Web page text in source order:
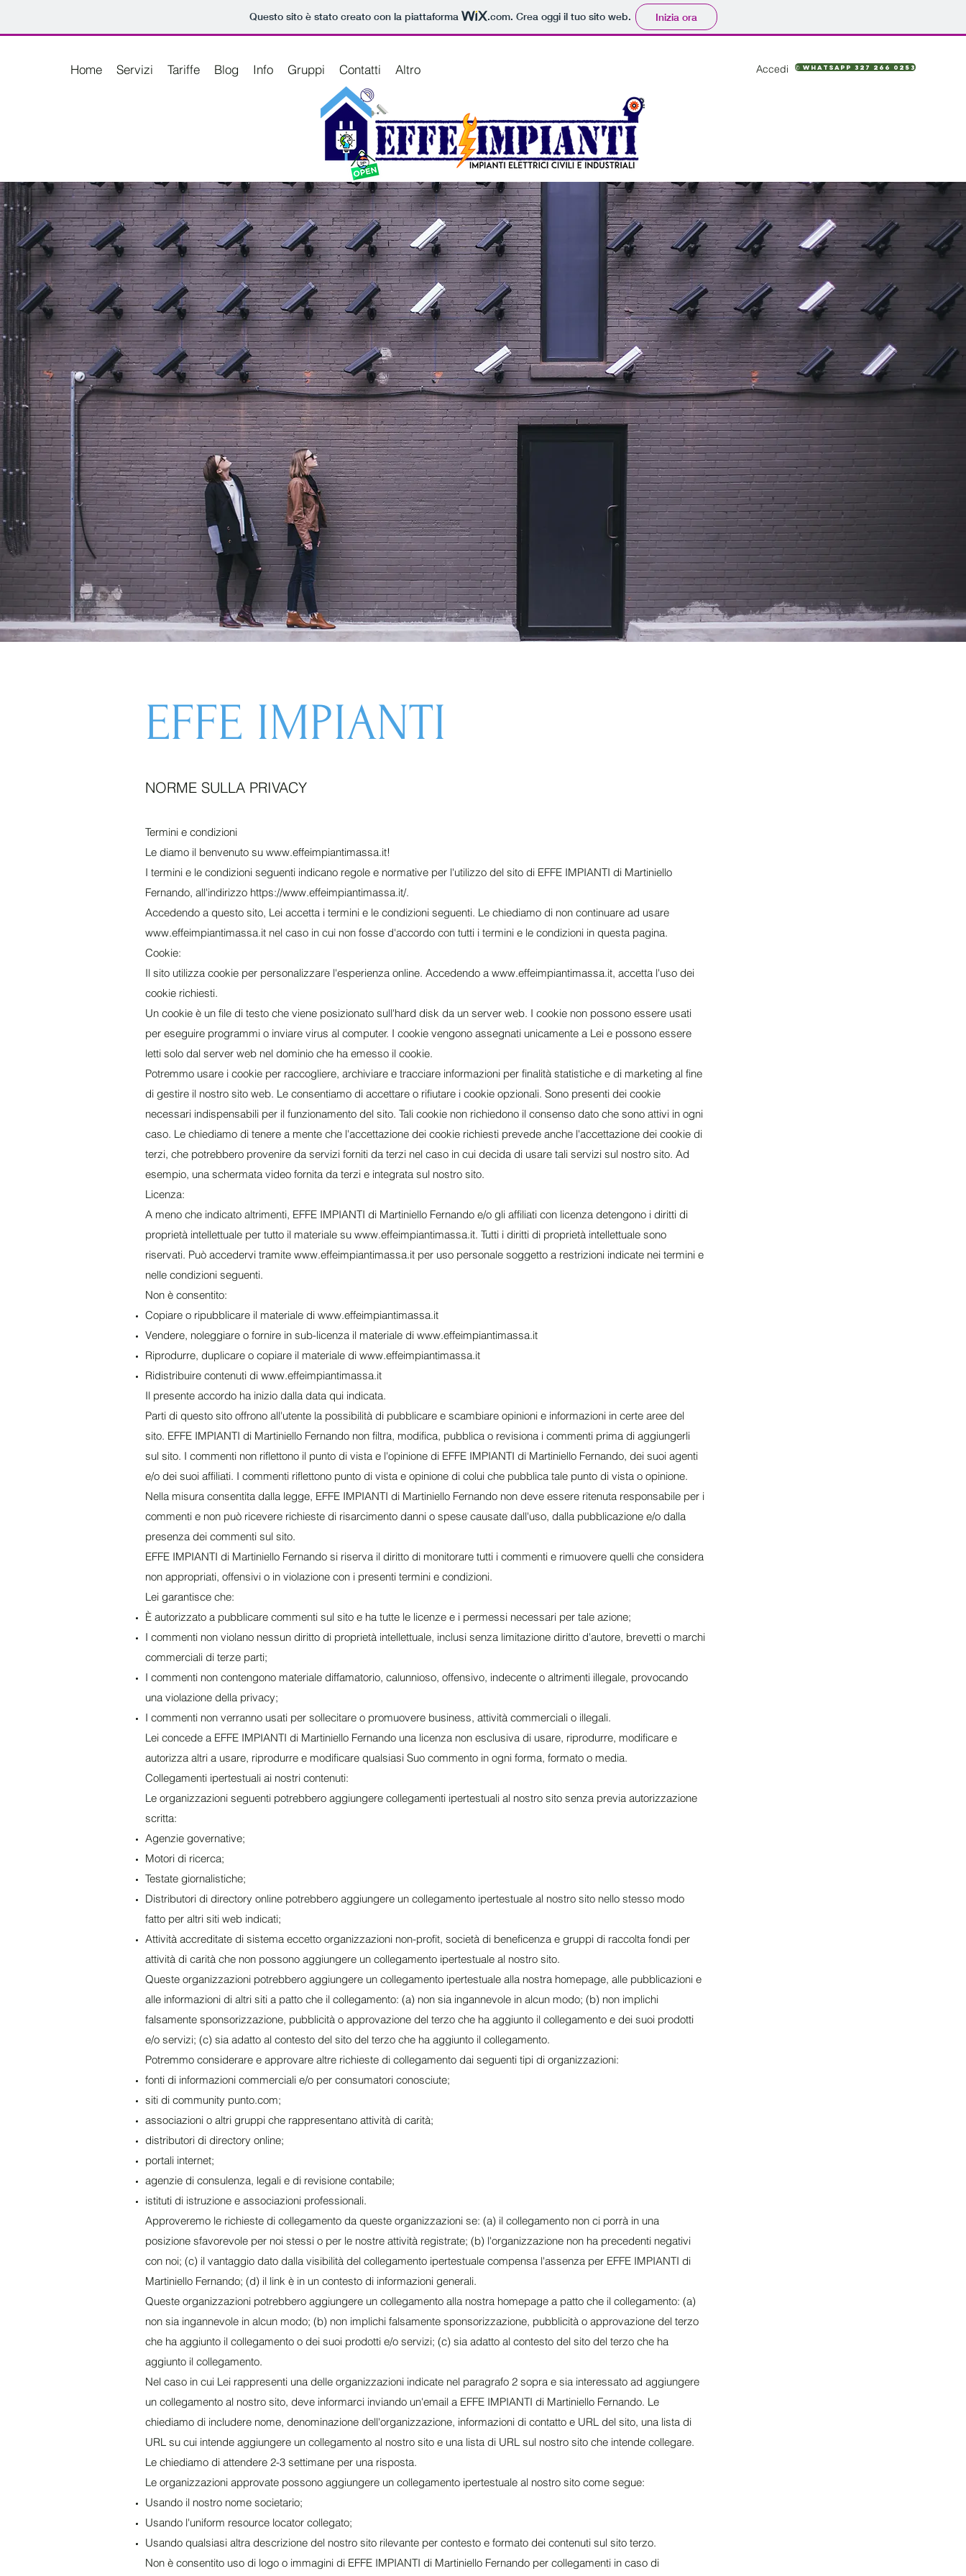
Questo sito è stato creato con la piattaforma .com. Crea oggi il tuo sito web. Inizia ora
Home Servizi Tariffe Blog Info Gruppi Contatti Altro Accedi ✆ WhatsApp 327 266 0253
EFFE IMPIANTI
NORME SULLA PRIVACY
Termini e condizioni
Le diamo il benvenuto su www.effeimpiantimassa.it!
I termini e le condizioni seguenti indicano regole e normative per l'utilizzo del sito di EFFE IMPIANTI di Martiniello
Fernando, all'indirizzo https://www.effeimpiantimassa.it/.
Accedendo a questo sito, Lei accetta i termini e le condizioni seguenti. Le chiediamo di non continuare ad usare
www.effeimpiantimassa.it nel caso in cui non fosse d'accordo con tutti i termini e le condizioni in questa pagina.
Cookie:
Il sito utilizza cookie per personalizzare l'esperienza online. Accedendo a www.effeimpiantimassa.it, accetta l'uso dei
cookie richiesti.
Un cookie è un file di testo che viene posizionato sull'hard disk da un server web. I cookie non possono essere usati
per eseguire programmi o inviare virus al computer. I cookie vengono assegnati unicamente a Lei e possono essere
letti solo dal server web nel dominio che ha emesso il cookie.
Potremmo usare i cookie per raccogliere, archiviare e tracciare informazioni per finalità statistiche e di marketing al fine
di gestire il nostro sito web. Le consentiamo di accettare o rifiutare i cookie opzionali. Sono presenti dei cookie
necessari indispensabili per il funzionamento del sito. Tali cookie non richiedono il consenso dato che sono attivi in ogni
caso. Le chiediamo di tenere a mente che l'accettazione dei cookie richiesti prevede anche l'accettazione dei cookie di
terzi, che potrebbero provenire da servizi forniti da terzi nel caso in cui decida di usare tali servizi sul nostro sito. Ad
esempio, una schermata video fornita da terzi e integrata sul nostro sito.
Licenza:
A meno che indicato altrimenti, EFFE IMPIANTI di Martiniello Fernando e/o gli affiliati con licenza detengono i diritti di
proprietà intellettuale per tutto il materiale su www.effeimpiantimassa.it. Tutti i diritti di proprietà intellettuale sono
riservati. Può accedervi tramite www.effeimpiantimassa.it per uso personale soggetto a restrizioni indicate nei termini e
nelle condizioni seguenti.
Non è consentito:
Copiare o ripubblicare il materiale di www.effeimpiantimassa.it
Vendere, noleggiare o fornire in sub-licenza il materiale di www.effeimpiantimassa.it
Riprodurre, duplicare o copiare il materiale di www.effeimpiantimassa.it
Ridistribuire contenuti di www.effeimpiantimassa.it
Il presente accordo ha inizio dalla data qui indicata.
Parti di questo sito offrono all'utente la possibilità di pubblicare e scambiare opinioni e informazioni in certe aree del
sito. EFFE IMPIANTI di Martiniello Fernando non filtra, modifica, pubblica o revisiona i commenti prima di aggiungerli
sul sito. I commenti non riflettono il punto di vista e l'opinione di EFFE IMPIANTI di Martiniello Fernando, dei suoi agenti
e/o dei suoi affiliati. I commenti riflettono punto di vista e opinione di colui che pubblica tale punto di vista o opinione.
Nella misura consentita dalla legge, EFFE IMPIANTI di Martiniello Fernando non deve essere ritenuta responsabile per i
commenti e non può ricevere richieste di risarcimento danni o spese causate dall'uso, dalla pubblicazione e/o dalla
presenza dei commenti sul sito.
EFFE IMPIANTI di Martiniello Fernando si riserva il diritto di monitorare tutti i commenti e rimuovere quelli che considera
non appropriati, offensivi o in violazione con i presenti termini e condizioni.
Lei garantisce che:
È autorizzato a pubblicare commenti sul sito e ha tutte le licenze e i permessi necessari per tale azione;
I commenti non violano nessun diritto di proprietà intellettuale, inclusi senza limitazione diritto d'autore, brevetti o marchi
commerciali di terze parti;
I commenti non contengono materiale diffamatorio, calunnioso, offensivo, indecente o altrimenti illegale, provocando
una violazione della privacy;
I commenti non verranno usati per sollecitare o promuovere business, attività commerciali o illegali.
Lei concede a EFFE IMPIANTI di Martiniello Fernando una licenza non esclusiva di usare, riprodurre, modificare e
autorizza altri a usare, riprodurre e modificare qualsiasi Suo commento in ogni forma, formato o media.
Collegamenti ipertestuali ai nostri contenuti:
Le organizzazioni seguenti potrebbero aggiungere collegamenti ipertestuali al nostro sito senza previa autorizzazione
scritta:
Agenzie governative;
Motori di ricerca;
Testate giornalistiche;
Distributori di directory online potrebbero aggiungere un collegamento ipertestuale al nostro sito nello stesso modo
fatto per altri siti web indicati;
Attività accreditate di sistema eccetto organizzazioni non-profit, società di beneficenza e gruppi di raccolta fondi per
attività di carità che non possono aggiungere un collegamento ipertestuale al nostro sito.
Queste organizzazioni potrebbero aggiungere un collegamento ipertestuale alla nostra homepage, alle pubblicazioni e
alle informazioni di altri siti a patto che il collegamento: (a) non sia ingannevole in alcun modo; (b) non implichi
falsamente sponsorizzazione, pubblicità o approvazione del terzo che ha aggiunto il collegamento e dei suoi prodotti
e/o servizi; (c) sia adatto al contesto del sito del terzo che ha aggiunto il collegamento.
Potremmo considerare e approvare altre richieste di collegamento dai seguenti tipi di organizzazioni:
fonti di informazioni commerciali e/o per consumatori conosciute;
siti di community punto.com;
associazioni o altri gruppi che rappresentano attività di carità;
distributori di directory online;
portali internet;
agenzie di consulenza, legali e di revisione contabile;
istituti di istruzione e associazioni professionali.
Approveremo le richieste di collegamento da queste organizzazioni se: (a) il collegamento non ci porrà in una
posizione sfavorevole per noi stessi o per le nostre attività registrate; (b) l'organizzazione non ha precedenti negativi
con noi; (c) il vantaggio dato dalla visibilità del collegamento ipertestuale compensa l'assenza per EFFE IMPIANTI di
Martiniello Fernando; (d) il link è in un contesto di informazioni generali.
Queste organizzazioni potrebbero aggiungere un collegamento alla nostra homepage a patto che il collegamento: (a)
non sia ingannevole in alcun modo; (b) non implichi falsamente sponsorizzazione, pubblicità o approvazione del terzo
che ha aggiunto il collegamento o dei suoi prodotti e/o servizi; (c) sia adatto al contesto del sito del terzo che ha
aggiunto il collegamento.
Nel caso in cui Lei rappresenti una delle organizzazioni indicate nel paragrafo 2 sopra e sia interessato ad aggiungere
un collegamento al nostro sito, deve informarci inviando un'email a EFFE IMPIANTI di Martiniello Fernando. Le
chiediamo di includere nome, denominazione dell'organizzazione, informazioni di contatto e URL del sito, una lista di
URL su cui intende aggiungere un collegamento al nostro sito e una lista di URL sul nostro sito che intende collegare.
Le chiediamo di attendere 2-3 settimane per una risposta.
Le organizzazioni approvate possono aggiungere un collegamento ipertestuale al nostro sito come segue:
Usando il nostro nome societario;
Usando l'uniform resource locator collegato;
Usando qualsiasi altra descrizione del nostro sito rilevante per contesto e formato dei contenuti sul sito terzo.
Non è consentito uso di logo o immagini di EFFE IMPIANTI di Martiniello Fernando per collegamenti in caso di